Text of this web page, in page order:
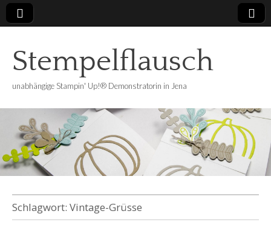
Stempelflausch
unabhängige Stampin' Up!® Demonstratorin in Jena
Schlagwort: Vintage-Grüsse